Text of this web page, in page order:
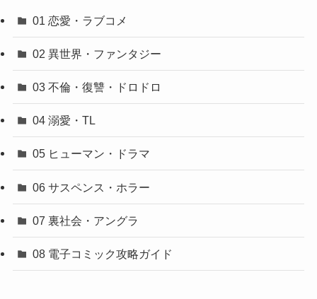
01 恋愛・ラブコメ
02 異世界・ファンタジー
03 不倫・復讐・ドロドロ
04 溺愛・TL
05 ヒューマン・ドラマ
06 サスペンス・ホラー
07 裏社会・アングラ
08 電子コミック攻略ガイド